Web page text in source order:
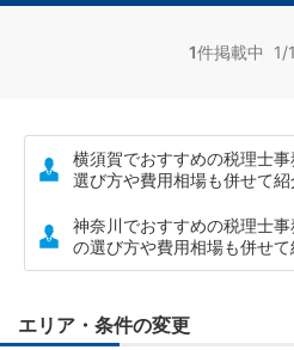
1件掲載中 1/
横須賀でおすすめの税理士
選び方や費用相場も併せて紹
神奈川でおすすめの税理士
の選び方や費用相場も併せて
エリア・条件の変更